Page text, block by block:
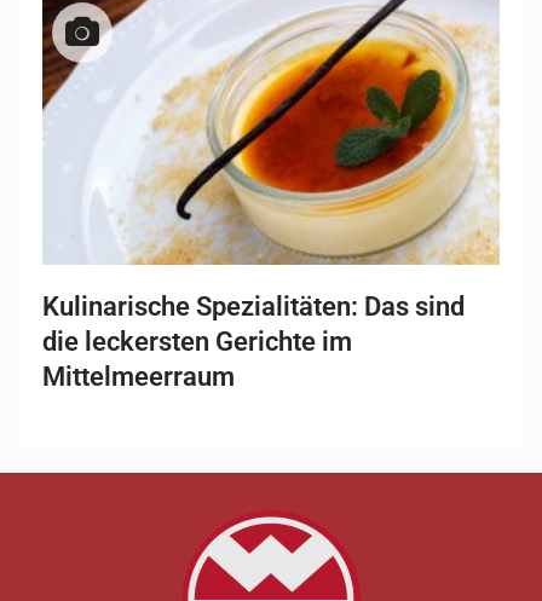
Kulinarische Spezialitäten: Das sind
die leckersten Gerichte im
Mittelmeerraum